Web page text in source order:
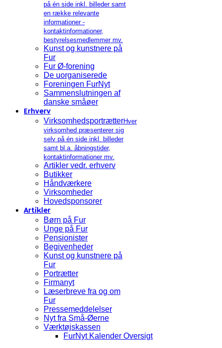
på én side inkl. billeder samt
en række relevante
informationer -
kontaktinformationer,
bestyrelsesmedlemmer mv.
Kunst og kunstnere på
Fur
Fur Ø-forening
De uorganiserede
Foreningen FurNyt
Sammenslutningen af
danske småøer
Erhverv
VirksomhedsportrætterHver
virksomhed præsenterer sig
selv på én side inkl. billeder
samt bl.a. åbningstider,
kontaktinformationer mv.
Artikler vedr. erhverv
Butikker
Håndværkere
Virksomheder
Hovedsponsorer
Artikler
Børn på Fur
Unge på Fur
Pensionister
Begivenheder
Kunst og kunstnere på
Fur
Portrætter
Firmanyt
Læserbreve fra og om
Fur
Pressemeddelelser
Nyt fra Små-Øerne
Værktøjskassen
FurNyt Kalender Oversigt